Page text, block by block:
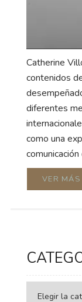
Catherine
contenidos
diferentes
como una
VER MÁS